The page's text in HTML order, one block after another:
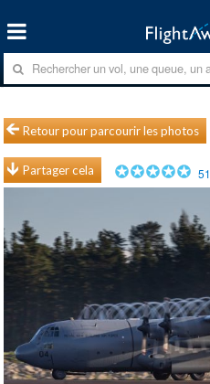
Retour pour parcourir les photos
Partager cela 51